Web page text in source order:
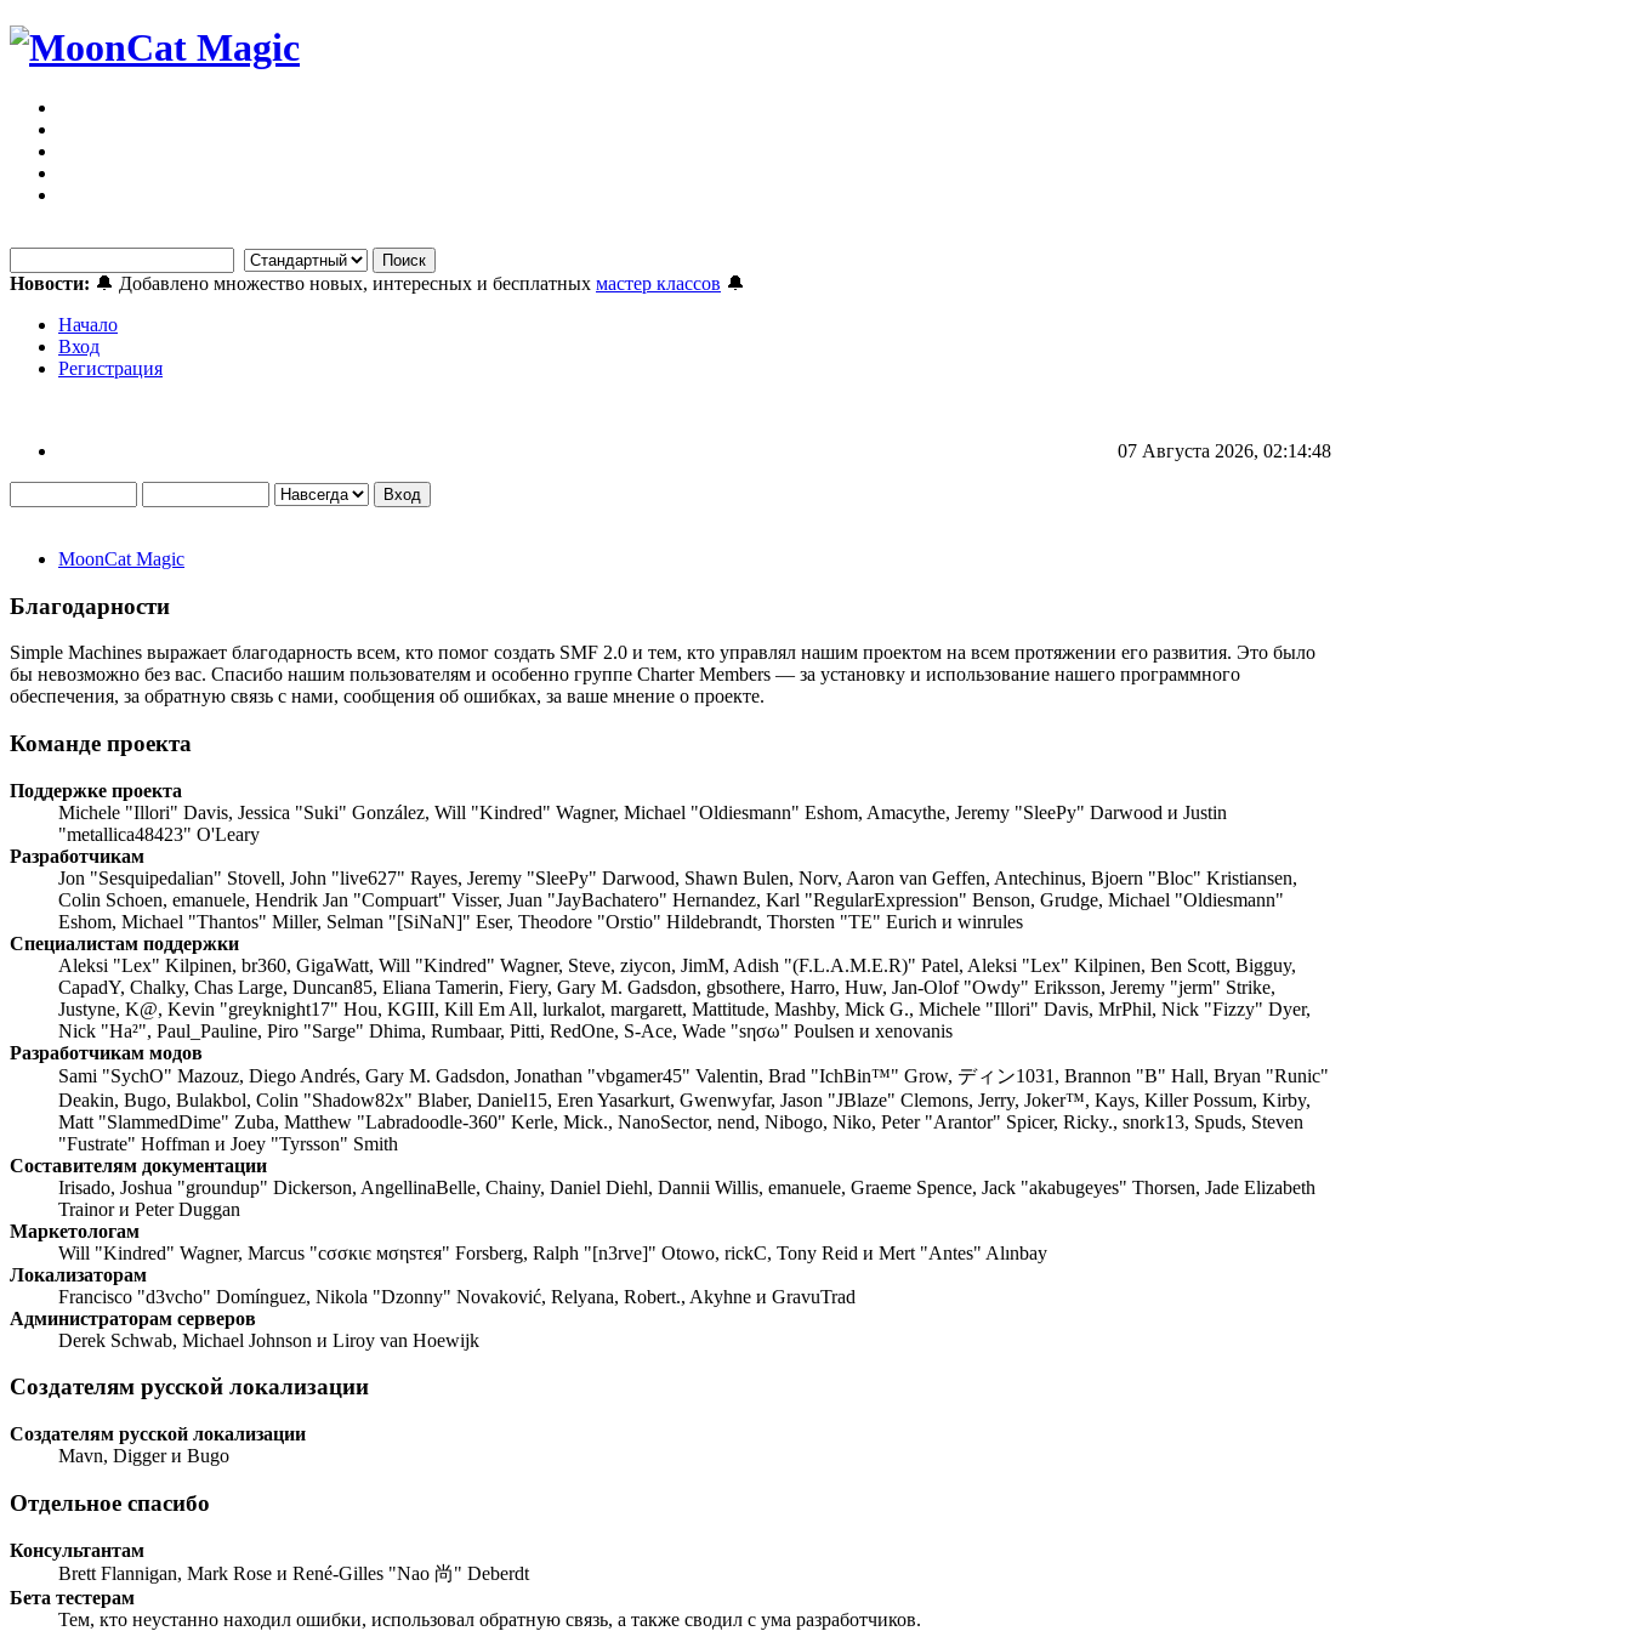
Новости: 🔔 Добавлено множество новых, интересных и бесплатных мастер классов 🔔
Начало
Вход
Регистрация
07 Августа 2026, 02:14:48
MoonCat Magic
Благодарности
Simple Machines выражает благодарность всем, кто помог создать SMF 2.0 и тем, кто управлял нашим проектом на всем протяжении его развития. Это было
бы невозможно без вас. Спасибо нашим пользователям и особенно группе Charter Members — за установку и использование нашего программного
обеспечения, за обратную связь с нами, сообщения об ошибках, за ваше мнение о проекте.
Команде проекта
Поддержке проекта
Michele "Illori" Davis, Jessica "Suki" González, Will "Kindred" Wagner, Michael "Oldiesmann" Eshom, Amacythe, Jeremy "SleePy" Darwood и Justin
"metallica48423" O'Leary
Разработчикам
Jon "Sesquipedalian" Stovell, John "live627" Rayes, Jeremy "SleePy" Darwood, Shawn Bulen, Norv, Aaron van Geffen, Antechinus, Bjoern "Bloc" Kristiansen,
Colin Schoen, emanuele, Hendrik Jan "Compuart" Visser, Juan "JayBachatero" Hernandez, Karl "RegularExpression" Benson, Grudge, Michael "Oldiesmann"
Eshom, Michael "Thantos" Miller, Selman "[SiNaN]" Eser, Theodore "Orstio" Hildebrandt, Thorsten "TE" Eurich и winrules
Специалистам поддержки
Aleksi "Lex" Kilpinen, br360, GigaWatt, Will "Kindred" Wagner, Steve, ziycon, JimM, Adish "(F.L.A.M.E.R)" Patel, Aleksi "Lex" Kilpinen, Ben Scott, Bigguy,
CapadY, Chalky, Chas Large, Duncan85, Eliana Tamerin, Fiery, Gary M. Gadsdon, gbsothere, Harro, Huw, Jan-Olof "Owdy" Eriksson, Jeremy "jerm" Strike,
Justyne, K@, Kevin "greyknight17" Hou, KGIII, Kill Em All, lurkalot, margarett, Mattitude, Mashby, Mick G., Michele "Illori" Davis, MrPhil, Nick "Fizzy" Dyer,
Nick "Ha²", Paul_Pauline, Piro "Sarge" Dhima, Rumbaar, Pitti, RedOne, S-Ace, Wade "sησω" Poulsen и xenovanis
Разработчикам модов
Sami "SychO" Mazouz, Diego Andrés, Gary M. Gadsdon, Jonathan "vbgamer45" Valentin, Brad "IchBin™" Grow, ディン1031, Brannon "B" Hall, Bryan "Runic"
Deakin, Bugo, Bulakbol, Colin "Shadow82x" Blaber, Daniel15, Eren Yasarkurt, Gwenwyfar, Jason "JBlaze" Clemons, Jerry, Joker™, Kays, Killer Possum, Kirby,
Matt "SlammedDime" Zuba, Matthew "Labradoodle-360" Kerle, Mick., NanoSector, nend, Nibogo, Niko, Peter "Arantor" Spicer, Ricky., snork13, Spuds, Steven
"Fustrate" Hoffman и Joey "Tyrsson" Smith
Составителям документации
Irisado, Joshua "groundup" Dickerson, AngellinaBelle, Chainy, Daniel Diehl, Dannii Willis, emanuele, Graeme Spence, Jack "akabugeyes" Thorsen, Jade Elizabeth
Trainor и Peter Duggan
Маркетологам
Will "Kindred" Wagner, Marcus "cσσкιє мσηѕтєя" Forsberg, Ralph "[n3rve]" Otowo, rickC, Tony Reid и Mert "Antes" Alınbay
Локализаторам
Francisco "d3vcho" Domínguez, Nikola "Dzonny" Novaković, Relyana, Robert., Akyhne и GravuTrad
Администраторам серверов
Derek Schwab, Michael Johnson и Liroy van Hoewijk
Создателям русской локализации
Создателям русской локализации
Mavn, Digger и Bugo
Отдельное спасибо
Консультантам
Brett Flannigan, Mark Rose и René-Gilles "Nao 尚" Deberdt
Бета тестерам
Тем, кто неустанно находил ошибки, использовал обратную связь, а также сводил с ума разработчиков.